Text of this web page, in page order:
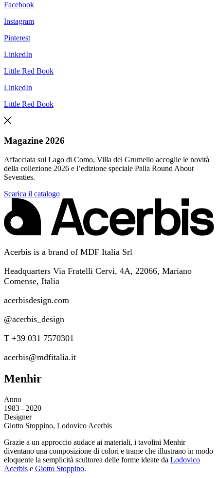
Facebook
Instagram
Pinterest
LinkedIn
Little Red Book
LinkedIn
Little Red Book
Magazine 2026
Affacciata sul Lago di Como, Villa del Grumello accoglie le novità
della collezione 2026 e l’edizione speciale Palla Round About
Seventies.
Scarica il catalogo
Acerbis is a brand of MDF Italia Srl
Headquarters Via Fratelli Cervi, 4A, 22066, Mariano
Comense, Italia
acerbisdesign.com
@acerbis_design
T +39 031 7570301
acerbis@mdfitalia.it
Menhir
Anno
1983 - 2020
Designer
Giotto Stoppino, Lodovico Acerbis
Grazie a un approccio audace ai materiali, i tavolini Menhir
diventano una composizione di colori e trame che illustrano in modo
eloquente la semplicità scultorea delle forme ideate da Lodovico
Acerbis e Giotto Stoppino.